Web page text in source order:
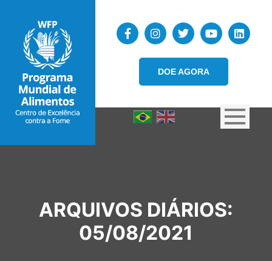
DOE AGORA
ARQUIVOS DIÁRIOS:
05/08/2021